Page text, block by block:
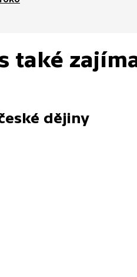
také
dějiny